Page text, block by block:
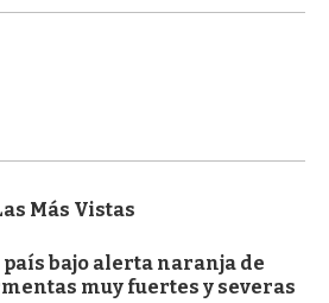
Más Vistas
bajo alerta naranja de
muy fuertes y severas